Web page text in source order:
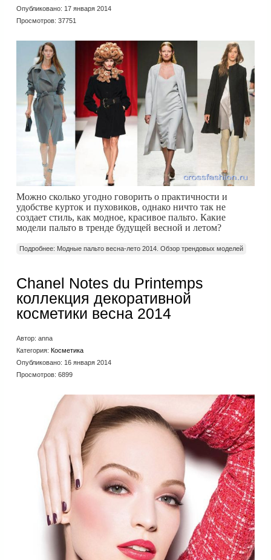
Опубликовано: 17 января 2014
Просмотров: 37751
Можно сколько угодно говорить о практичности и
удобстве курток и пуховиков, однако ничто так не
создает стиль, как модное, красивое пальто. Какие
модели пальто в тренде будущей весной и летом?
Подробнее: Модные пальто весна-лето 2014. Обзор трендовых моделей
Chanel Notes du Printemps
коллекция декоративной
косметики весна 2014
Автор: anna
Категория: Косметика
Опубликовано: 16 января 2014
Просмотров: 6899